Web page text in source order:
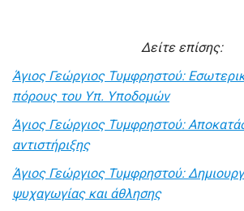
Δείτε επίσης:
Άγιος Γεώργιος Τυμφρηστού:
πόρους του Υπ. Υποδομών
Άγιος Γεώργιος Τυμφρηστού:
αντιστήριξης
Άγιος Γεώργιος Τυμφρηστού:
ψυχαγωγίας και άθλησης